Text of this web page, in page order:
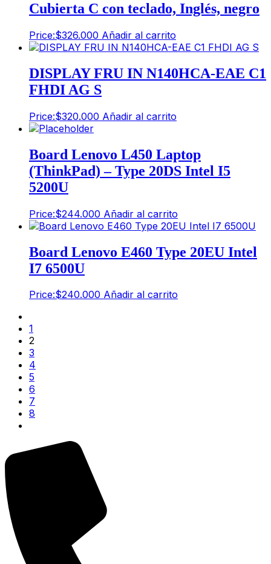
Cubierta C con teclado, Inglés, negro
Price:$326.000 Añadir al carrito
DISPLAY FRU IN N140HCA-EAE C1
FHDI AG S
Price:$320.000 Añadir al carrito
Board Lenovo L450 Laptop
(ThinkPad) – Type 20DS Intel I5
5200U
Price:$244.000 Añadir al carrito
Board Lenovo E460 Type 20EU Intel
I7 6500U
Price:$240.000 Añadir al carrito
1
2
3
4
5
6
7
8